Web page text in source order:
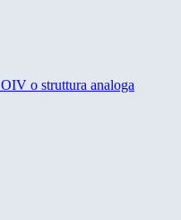
o struttura analoga